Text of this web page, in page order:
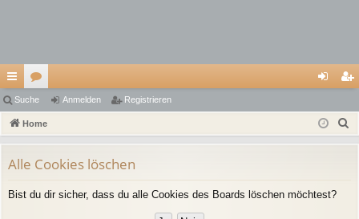
ch
ne
ug
riff
or
en m
n
ist
Suche Anmelden Registrieren
Home
Alle Cookies löschen
Bist du dir sicher, dass du alle Cookies des Boards löschen möchtest?